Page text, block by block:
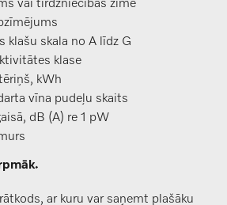
vai tirdzniecības zīme
klašu skala no A līdz G
klase
kWh
vīna pudeļu skaits
dB (A) re 1 pW
ar kuru var saņemt plašāku